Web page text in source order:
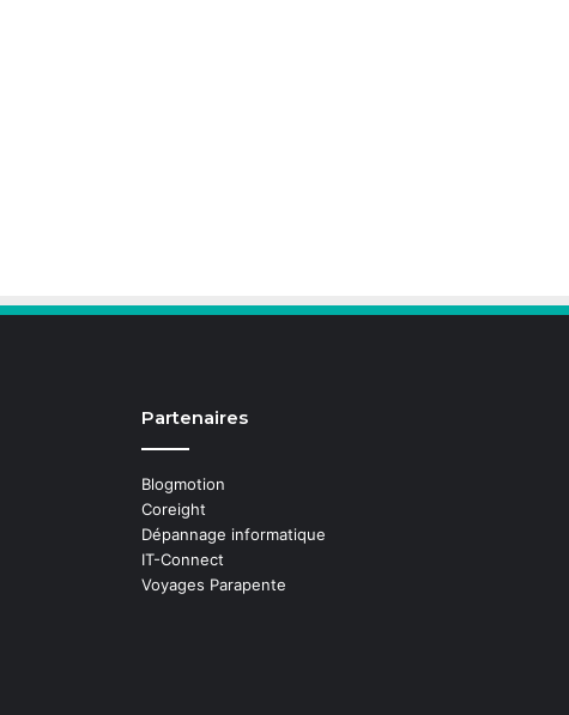
Partenaires
Blogmotion
Coreight
Dépannage informatique
IT-Connect
Voyages Parapente